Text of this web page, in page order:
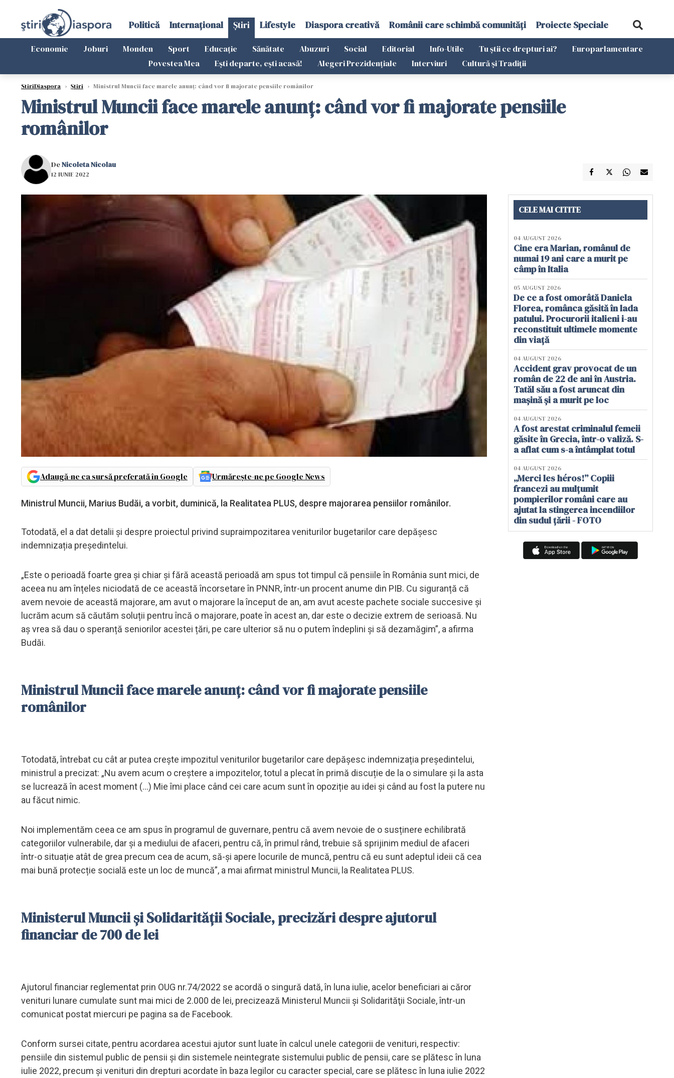
Politică Internațional Știri Lifestyle Diaspora creativă Românii care schimbă comunități Proiecte Speciale
Economie Joburi Monden Sport Educație Sănătate Abuzuri Social Editorial Info-Utile Tu știi ce drepturi ai?
Europarlamentare
Povestea Mea
Ești departe, ești acasă! Alegeri Prezidențiale Interviuri Cultură și Tradiții
StiriDiaspora › Știri › Ministrul Muncii face marele anunț: când vor fi majorate pensiile românilor
Ministrul Muncii face marele anunț: când vor fi majorate pensiile
românilor
DeNicoleta Nicolau
12 IUNIE 2022
Adaugă-ne ca sursă preferată în Google Urmărește-ne pe Google News
Ministrul Muncii, Marius Budăi, a vorbit, duminică, la Realitatea PLUS, despre majorarea pensiilor românilor.
Totodată, el a dat detalii și despre proiectul privind supraimpozitarea veniturilor bugetarilor care depășesc
indemnizația președintelui.
„Este o perioadă foarte grea și chiar și fără această perioadă am spus tot timpul că pensiile în România sunt mici, de
aceea nu am înțeles niciodată de ce această încorsetare în PNNR, într-un procent anume din PIB. Cu siguranță că
avem nevoie de această majorare, am avut o majorare la început de an, am avut aceste pachete sociale succesive și
lucrăm acum să căutăm soluții pentru încă o majorare, poate în acest an, dar este o decizie extrem de serioasă. Nu
aș vrea să dau o speranță seniorilor acestei țări, pe care ulterior să nu o putem îndeplini și să dezamăgim”, a afirma
Budăi.
Ministrul Muncii face marele anunț: când vor fi majorate pensiile
românilor
Totodată, întrebat cu cât ar putea crește impozitul veniturilor bugetarilor care depășesc indemnizația președintelui,
ministrul a precizat: „Nu avem acum o creștere a impozitelor, totul a plecat în primă discuție de la o simulare și la asta
se lucrează în acest moment (...) Mie îmi place când cei care acum sunt în opoziție au idei și când au fost la putere nu
au făcut nimic.
Noi implementăm ceea ce am spus în programul de guvernare, pentru că avem nevoie de o susținere echilibrată
categoriilor vulnerabile, dar și a mediului de afaceri, pentru că, în primul rând, trebuie să sprijinim mediul de afaceri
într-o situație atât de grea precum cea de acum, să-și apere locurile de muncă, pentru că eu sunt adeptul ideii că cea
mai bună protecție socială este un loc de muncă”, a mai afirmat ministrul Muncii, la Realitatea PLUS.
Ministerul Muncii şi Solidarităţii Sociale, precizări despre ajutorul
financiar de 700 de lei
Ajutorul financiar reglementat prin OUG nr.74/2022 se acordă o singură dată, în luna iulie, acelor beneficiari ai căror
venituri lunare cumulate sunt mai mici de 2.000 de lei, precizează Ministerul Muncii şi Solidarităţii Sociale, într-un
comunicat postat miercuri pe pagina sa de Facebook.
Conform sursei citate, pentru acordarea acestui ajutor sunt luate în calcul unele categorii de venituri, respectiv:
pensiile din sistemul public de pensii şi din sistemele neintegrate sistemului public de pensii, care se plătesc în luna
iulie 2022, precum şi venituri din drepturi acordate în baza legilor cu caracter special, care se plătesc în luna iulie 2022
CELE MAI CITITE
04 AUGUST 2026
Cine era Marian, românul de
numai 19 ani care a murit pe
câmp în Italia
05 AUGUST 2026
De ce a fost omorâtă Daniela
Florea, românca găsită în lada
patului. Procurorii italieni i-au
reconstituit ultimele momente
din viață
04 AUGUST 2026
Accident grav provocat de un
român de 22 de ani în Austria.
Tatăl său a fost aruncat din
mașină și a murit pe loc
04 AUGUST 2026
A fost arestat criminalul femeii
găsite în Grecia, într-o valiză. S-
a aflat cum s-a întâmplat totul
04 AUGUST 2026
„Merci les héros!” Copiii
francezi au mulțumit
pompierilor români care au
ajutat la stingerea incendiilor
din sudul țării - FOTO